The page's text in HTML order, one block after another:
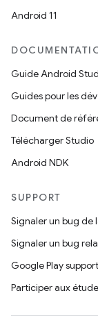
Android 11
Guide Android
Guides pour les
Document de
Télécharger Studio
Android NDK
SUPPORT
Signaler un bug
Signaler un bug
Google Play support
Participer aux